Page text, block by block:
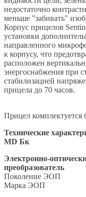
недостаточно
меньше "забивать"
Корпус прицелов
установки
направленного
к корпусу, что
расположен
энергоснабжения при
стабилизацией
прицела до 70 часов.
Прицел
Технические
MD Бк
Электронно-
преобразователь
Поколение ЭОП
Марка ЭОП